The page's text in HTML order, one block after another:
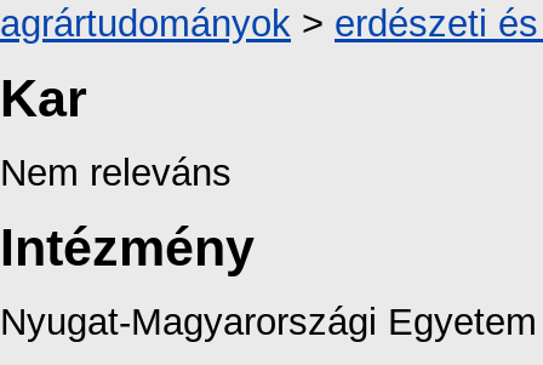
agrártudományok > erdészeti
Kar
Nem releváns
Intézmény
Nyugat-Magyarországi Egyetem